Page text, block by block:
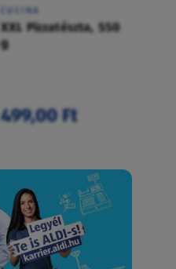
CUCINA
XXL Pizzatészta, 550
g
499,00 Ft